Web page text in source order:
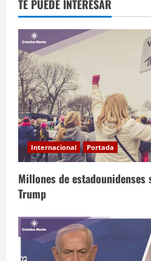
TE PUEDE INTERESAR
Internacional Portada
Millones de
Trump